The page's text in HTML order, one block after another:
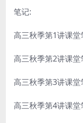
笔记:
高三秋季第1讲课
高三秋季第2讲课
高三秋季第3讲课
高三秋季第4讲课